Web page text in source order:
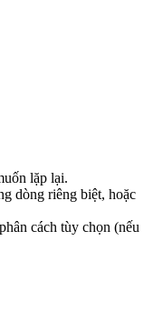
lặp lại.
dòng riêng biệt, hoặc
cách tùy chọn (nếu